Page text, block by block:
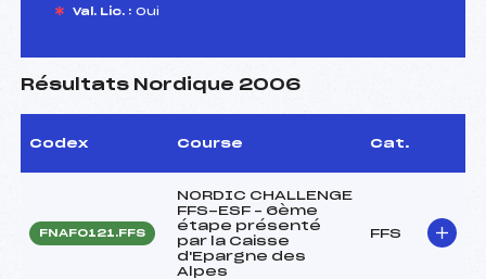
Val. Lic. : Oui
Résultats Nordique 2006
Codex Course Cat.
FNAF0121.FFS
NORDIC CHALLENGE
FFS-ESF – 6ème
étape présenté
par la Caisse
d'Epargne des
Alpes
FFS